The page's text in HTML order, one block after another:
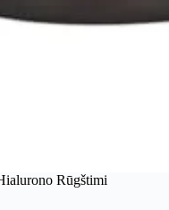
Rūgštimi